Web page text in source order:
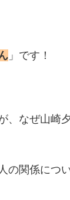
」です！
、なぜ山崎
の関係につ